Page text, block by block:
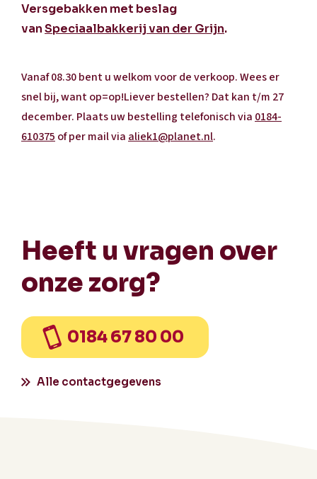
Versgebakken met beslag
vanSpeciaalbakkerij van der Grijn.
Vanaf 08.30 bent u welkom voor de verkoop. Wees er
snel bij, want op=op!Liever bestellen? Dat kan t/m 27
december. Plaats uw bestelling telefonisch via 0184-
610375 of per mail via aliek1@planet.nl.
Heeft u vragen over
onze zorg?
0184 67 80 00
Alle contactgegevens